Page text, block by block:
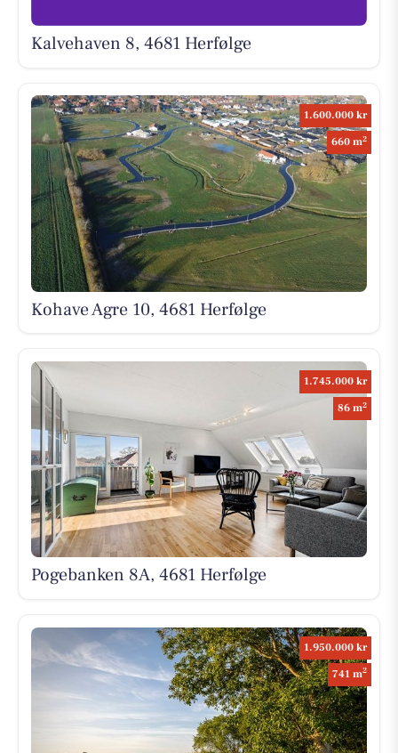
Kalvehaven 8, 4681 Herfølge
1.600.000 kr
660 m2
Kohave Agre 10, 4681 Herfølge
1.745.000 kr
86 m2
Pogebanken 8A, 4681 Herfølge
1.950.000 kr
741 m2